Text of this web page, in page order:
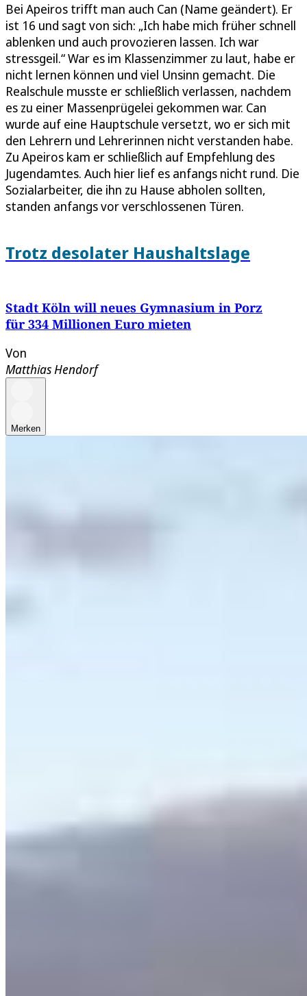
Bei Apeiros trifft man auch Can (Name geändert). Er
ist 16 und sagt von sich: „Ich habe mich früher schnell
ablenken und auch provozieren lassen. Ich war
stressgeil.“ War es im Klassenzimmer zu laut, habe er
nicht lernen können und viel Unsinn gemacht. Die
Realschule musste er schließlich verlassen, nachdem
es zu einer Massenprügelei gekommen war. Can
wurde auf eine Hauptschule versetzt, wo er sich mit
den Lehrern und Lehrerinnen nicht verstanden habe.
Zu Apeiros kam er schließlich auf Empfehlung des
Jugendamtes. Auch hier lief es anfangs nicht rund. Die
Sozialarbeiter, die ihn zu Hause abholen sollten,
standen anfangs vor verschlossenen Türen.
Trotz desolater Haushaltslage
Stadt Köln will neues Gymnasium in Porz
für 334 Millionen Euro mieten
Von
Matthias Hendorf
Merken